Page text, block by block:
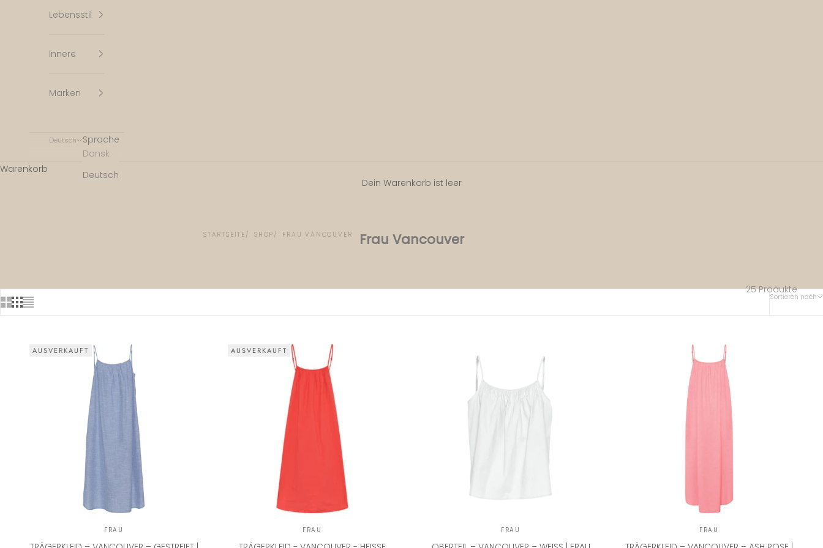
Lebensstil
Innere
Marken
Deutsch
Sprache
Dansk
Deutsch
Warenkorb
Dein Warenkorb ist leer
STARTSEITE SHOP FRAU VANCOUVER Frau Vancouver
Sortieren nach
25 Produkte
AUSVERKAUFT
FRAU
AUSVERKAUFT
FRAU FRAU FRAU